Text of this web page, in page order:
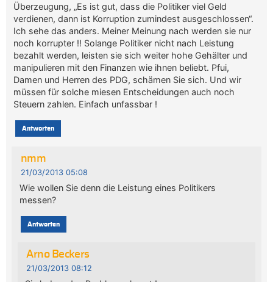
Überzeugung, „Es ist gut, dass die Politiker viel Geld
verdienen, dann ist Korruption zumindest ausgeschlossen“.
Ich sehe das anders. Meiner Meinung nach werden sie nur
noch korrupter !! Solange Politiker nicht nach Leistung
bezahlt werden, leisten sie sich weiter hohe Gehälter und
manipulieren mit den Finanzen wie ihnen beliebt. Pfui,
Damen und Herren des PDG, schämen Sie sich. Und wir
müssen für solche miesen Entscheidungen auch noch
Steuern zahlen. Einfach unfassbar !
Antworten
nmm
21/03/2013 05:08
Wie wollen Sie denn die Leistung eines Politikers
messen?
Antworten
Arno Beckers
21/03/2013 08:12